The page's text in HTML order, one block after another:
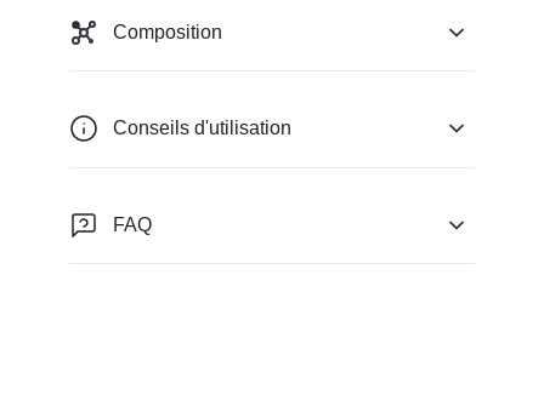
Composition
Conseils d'utilisation
FAQ